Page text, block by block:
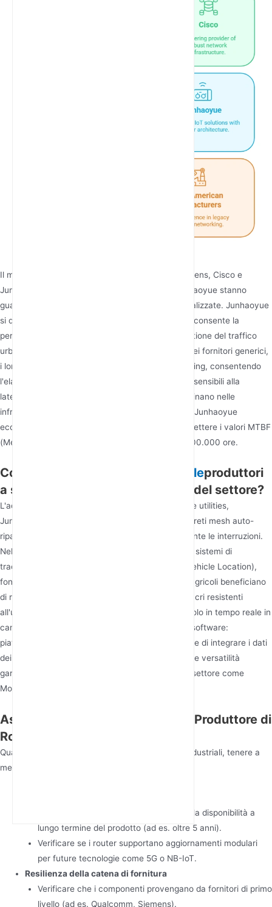
Il mercato globale presenta innovatori come Siemens, Cisco e
Juniper Networks, ma attori di nicchia come Junhaoyue stanno
guadagnando terreno grazie a soluzioni IoT specializzate. Junhaoyue
si distingue per la sua architettura modulare, che consente la
personalizzazione per settori che vanno dalla gestione del traffico
urbano all'agricoltura di precisione. A differenza dei fornitori generici,
i loro router incorporano capacità di edge computing, consentendo
l'elaborazione dei dati localizzata per applicazioni sensibili alla
latenza. I produttori europei e nordamericani dominano nelle
infrastrutture legacy, ma aziende asiatiche come Junhaoyue
eccellono nell'efficienza dei costi senza compromettere i valori MTBF
(Mean Time Between Failures) che superano le 100.000 ore.
Come fanno i Router 4G Industrialeproduttori
a soddisfare le diverse esigenze del settore?
L'adattabilità definisce i principali produttori. Per le utilities,
Junhaoyue integra router conformi a SCADA con reti mesh auto-
riparanti per mantenere la stabilità della rete durante le interruzioni.
Nel settore dei trasporti, i loro router supportano i sistemi di
tracciamento GPS/GLONASS e AVL (Automatic Vehicle Location),
fondamentali per la gestione delle flotte. I clienti agricoli beneficiano
di router 4G alimentati a energia solare con involucri resistenti
all'umidità, che consentono il monitoraggio del suolo in tempo reale in
campi remoti. La personalizzazione si estende al software:
piattaforme basate su API consentono alle aziende di integrare i dati
dei router negli ecosistemi ERP o IoT esistenti. Tale versatilità
garantisce la conformità a protocolli specifici del settore come
Modbus, PROFINET o DNP3.
Aspetti Chiave nella Scelta di un Produttore di
Router 4G Industriali
Quando si seleziona un produttore di router 4G industriali, tenere a
mente questi fattori critici:
Assicurarsi che il produttore garantisca la disponibilità a
lungo termine del prodotto (ad es. oltre 5 anni).
Verificare se i router supportano aggiornamenti modulari
per future tecnologie come 5G o NB-IoT.
Resilienza della catena di fornitura
Verificare che i componenti provengano da fornitori di primo
livello (ad es. Qualcomm, Siemens).